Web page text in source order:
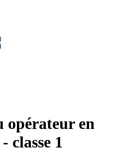
opérateur en
classe 1